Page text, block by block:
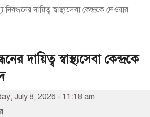
দায়িত্ব স্বাস্থ্যসেবা কেন্দ্রকে দেওয়ার
দায়িত্ব স্বাস্থ্যসেবা কেন্দ্রকে
July 8, 2026 - 11:18 am